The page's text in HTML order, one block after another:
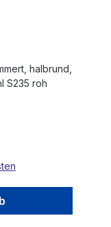
S235 roh